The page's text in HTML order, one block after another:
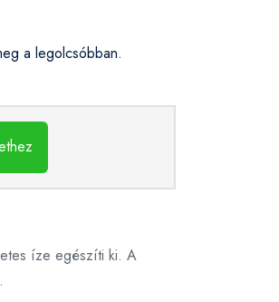
a legolcsóbban.
íze egészíti ki. A